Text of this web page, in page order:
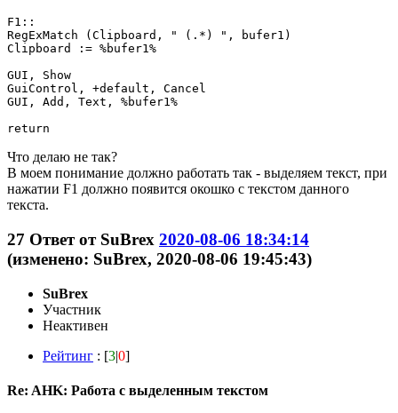
F1::
RegExMatch (Clipboard, " (.*) ", bufer1)
Clipboard := %bufer1%
GUI, Show
GuiControl, +default, Cancel
GUI, Add, Text, %bufer1%
Что делаю не так?
В моем понимание должно работать так - выделяем текст, при
нажатии F1 должно появится окошко с текстом данного
текста.
27 Ответ от SuBrex 2020-08-06 18:34:14
(изменено: SuBrex, 2020-08-06 19:45:43)
SuBrex
Участник
Неактивен
Рейтинг : [3|0]
Re: AHK: Работа с выделенным текстом